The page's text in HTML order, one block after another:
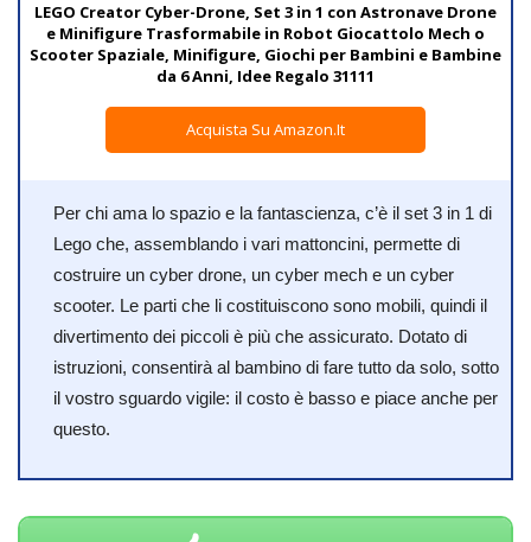
LEGO Creator Cyber-Drone, Set 3 in 1 con Astronave Drone
e Minifigure Trasformabile in Robot Giocattolo Mech o
Scooter Spaziale, Minifigure, Giochi per Bambini e Bambine
da 6 Anni, Idee Regalo 31111
Acquista Su Amazon.it
Per chi ama lo spazio e la fantascienza, c’è il set 3 in 1 di
Lego che, assemblando i vari mattoncini, permette di
costruire un cyber drone, un cyber mech e un cyber
scooter. Le parti che li costituiscono sono mobili, quindi il
divertimento dei piccoli è più che assicurato. Dotato di
istruzioni, consentirà al bambino di fare tutto da solo, sotto
il vostro sguardo vigile: il costo è basso e piace anche per
questo.